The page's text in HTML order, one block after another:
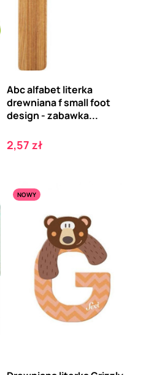
Abc alfabet literka
drewniana f small foot
design - zabawka...
Cena
2,57 zł
NOWY